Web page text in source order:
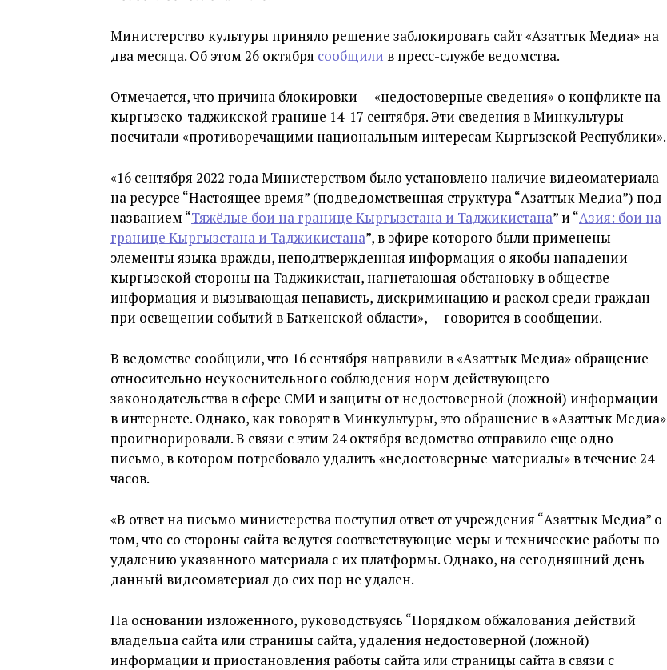
Министерство культуры приняло решение заблокировать сайт «Азаттык Медиа» на
два месяца. Об этом 26 октября сообщили в пресс-службе ведомства.
Отмечается, что причина блокировки — «недостоверные сведения» о конфликте на
кыргызско-таджикской границе 14-17 сентября. Эти сведения в Минкультуры
посчитали «противоречащими национальным интересам Кыргызской Республики».
«16 сентября 2022 года Министерством было установлено наличие видеоматериала
на ресурсе “Настоящее время” (подведомственная структура “Азаттык Медиа”) под
названием “Тяжёлые бои на границе Кыргызстана и Таджикистана” и “Азия: бои на
границе Кыргызстана и Таджикистана”, в эфире которого были применены
элементы языка вражды, неподтвержденная информация о якобы нападении
кыргызской стороны на Таджикистан, нагнетающая обстановку в обществе
информация и вызывающая ненависть, дискриминацию и раскол среди граждан
при освещении событий в Баткенской области», — говорится в сообщении.
В ведомстве сообщили, что 16 сентября направили в «Азаттык Медиа» обращение
относительно неукоснительного соблюдения норм действующего
законодательства в сфере СМИ и защиты от недостоверной (ложной) информации
в интернете. Однако, как говорят в Минкультуры, это обращение в «Азаттык Медиа»
проигнорировали. В связи с этим 24 октября ведомство отправило еще одно
письмо, в котором потребовало удалить «недостоверные материалы» в течение 24
часов.
«В ответ на письмо министерства поступил ответ от учреждения “Азаттык Медиа” о
том, что со стороны сайта ведутся соответствующие меры и технические работы по
удалению указанного материала с их платформы. Однако, на сегодняшний день
данный видеоматериал до сих пор не удален.
На основании изложенного, руководствуясь “Порядком обжалования действий
владельца сайта или страницы сайта, удаления недостоверной (ложной)
информации и приостановления работы сайта или страницы сайта в связи с